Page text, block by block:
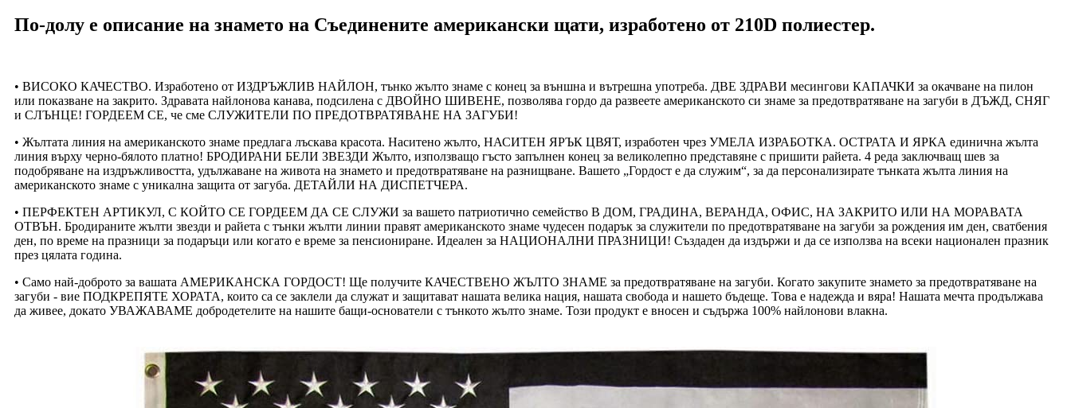
По-долу е описание на знамето на Съединените американски щати, изработено от 210D полиестер.
• ВИСОКО КАЧЕСТВО. Изработено от ИЗДРЪЖЛИВ НАЙЛОН, тънко жълто знаме с конец за външна и вътрешна употреба. ДВЕ ЗДРАВИ месингови КАПАЧКИ ​​за окачване на пилон
или показване на закрито. Здравата найлонова канава, подсилена с ДВОЙНО ШИВЕНЕ, позволява гордо да развеете американското си знаме за предотвратяване на загуби в ДЪЖД, СНЯГ
и СЛЪНЦЕ! ГОРДЕЕМ СЕ, че сме СЛУЖИТЕЛИ ПО ПРЕДОТВРАТЯВАНЕ НА ЗАГУБИ!
• Жълтата линия на американското знаме предлага лъскава красота. Наситено жълто, НАСИТЕН ЯРЪК ЦВЯТ, изработен чрез УМЕЛА ИЗРАБОТКА. ОСТРАТА И ЯРКА единична жълта
линия върху черно-бялото платно! БРОДИРАНИ БЕЛИ ЗВЕЗДИ Жълто, използващо гъсто запълнен конец за великолепно представяне с пришити райета. 4 реда заключващ шев за
подобряване на издръжливостта, удължаване на живота на знамето и предотвратяване на разнищване. Вашето „Гордост е да служим“, за да персонализирате тънката жълта линия на
американското знаме с уникална защита от загуба. ДЕТАЙЛИ НА ДИСПЕТЧЕРА.
• ПЕРФЕКТЕН АРТИКУЛ, С КОЙТО СЕ ГОРДЕЕМ ДА СЕ СЛУЖИ за вашето патриотично семейство В ДОМ, ГРАДИНА, ВЕРАНДА, ОФИС, НА ЗАКРИТО ИЛИ НА МОРАВАТА
ОТВЪН. Бродираните жълти звезди и райета с тънки жълти линии правят американското знаме чудесен подарък за служители по предотвратяване на загуби за рождения им ден, сватбения
ден, по време на празници за подаръци или когато е време за пенсиониране. Идеален за НАЦИОНАЛНИ ПРАЗНИЦИ! Създаден да издържи и да се използва на всеки национален празник
през цялата година.
• Само най-доброто за вашата АМЕРИКАНСКА ГОРДОСТ! Ще получите КАЧЕСТВЕНО ЖЪЛТО ЗНАМЕ за предотвратяване на загуби. Когато закупите знамето за предотвратяване на
загуби - вие ПОДКРЕПЯТЕ ХОРАТА, които са се заклели да служат и защитават нашата велика нация, нашата свобода и нашето бъдеще. Това е надежда и вяра! Нашата мечта продължава
да живее, докато УВАЖАВАМЕ добродетелите на нашите бащи-основатели с тънкото жълто знаме. Този продукт е вносен и съдържа 100% найлонови влакна.